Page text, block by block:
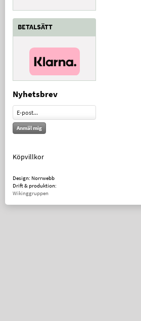
BETALSÄTT
Nyhetsbrev
Anmäl mig
Köpvillkor
Design: Norrwebb
Drift & produktion:
Wikinggruppen